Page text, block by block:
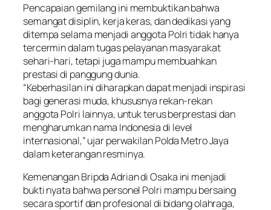
Pencapaian gemilang ini membuktikan bahwa
semangat disiplin, kerja keras, dan dedikasi yang
ditempa selama menjadi anggota Polri tidak hanya
tercermin dalam tugas pelayanan masyarakat
sehari-hari, tetapi juga mampu membuahkan
prestasi di panggung dunia.
“Keberhasilan ini diharapkan dapat menjadi inspirasi
bagi generasi muda, khususnya rekan-rekan
anggota Polri lainnya, untuk terus berprestasi dan
mengharumkan nama Indonesia di level
internasional,” ujar perwakilan Polda Metro Jaya
dalam keterangan resminya.
Kemenangan Bripda Adrian di Osaka ini menjadi
bukti nyata bahwa personel Polri mampu bersaing
secara sportif dan profesional di bidang olahraga,